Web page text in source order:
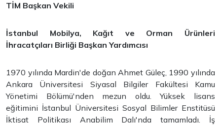
TİM Başkan Vekili
İstanbul Mobilya, Kağıt ve Orman Ürünleri
İhracatçıları Birliği Başkan Yardımcısı
1970 yılında Mardin'de doğan Ahmet Güleç, 1990 yılında
Ankara Üniversitesi Siyasal Bilgiler Fakültesi Kamu
Yönetimi Bölümü'nden mezun oldu. Yüksek lisans
eğitimini İstanbul Üniversitesi Sosyal Bilimler Enstitüsü
İktisat Politikası Anabilim Dalı'nda tamamladı. İş